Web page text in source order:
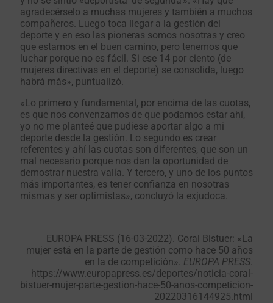
agradecérselo a muchas mujeres y también a muchos
compañeros. Luego toca llegar a la gestión del
deporte y en eso las pioneras somos nosotras y creo
que estamos en el buen camino, pero tenemos que
luchar porque no es fácil. Si ese 14 por ciento (de
mujeres directivas en el deporte) se consolida, luego
habrá más», puntualizó.
«Lo primero y fundamental, por encima de las cuotas,
es que nos convenzamos de que podamos estar ahí,
yo no me planteé que pudiese aportar algo a mi
deporte desde la gestión. Lo segundo es crear
referentes y ahí las cuotas son diferentes, que son un
mal necesario porque nos dan la oportunidad de
demostrar nuestra valía. Y tercero, y uno de los puntos
más importantes, es tener confianza en nosotras
mismas y ser optimistas», concluyó la exjudoca.
EUROPA PRESS (16-03-2022). Coral Bistuer: «La
mujer está en la parte de gestión como hace 50 años
en la de competición». EUROPA PRESS.
https://www.europapress.es/deportes/noticia-coral-
bistuer-mujer-parte-gestion-hace-50-anos-competicion-
20220316144925.html